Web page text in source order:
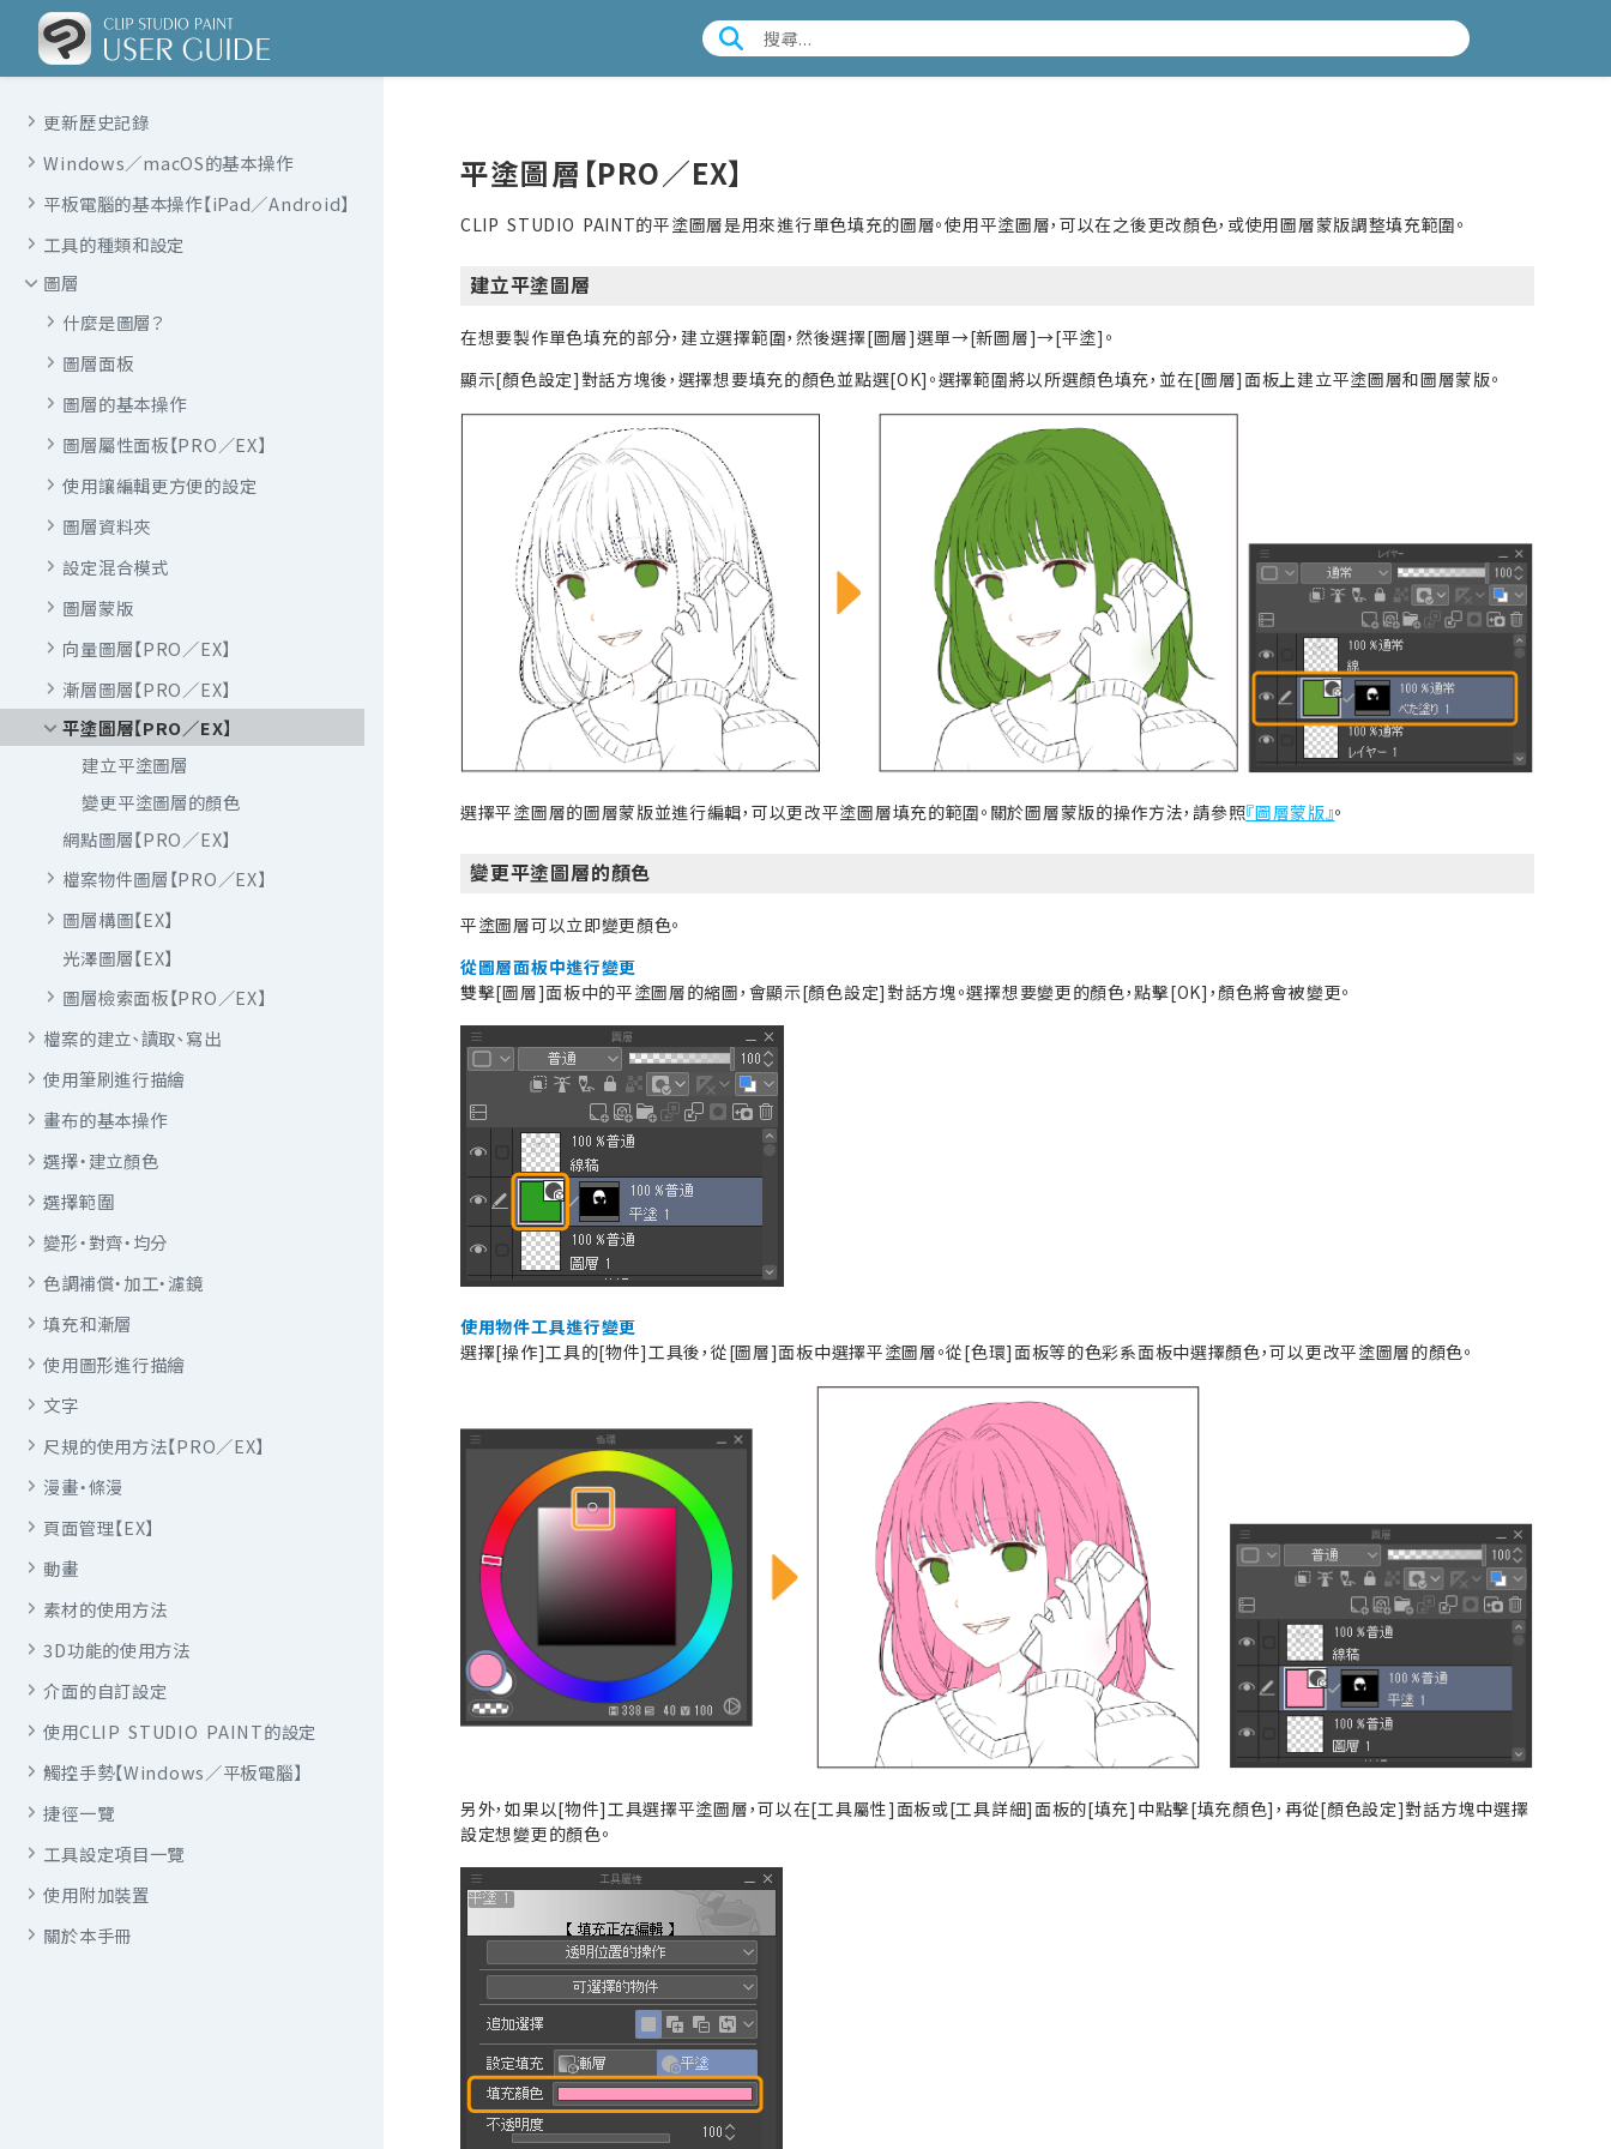
更新歷史記錄
Windows／macOS的基本操作
平板電腦的基本操作【iPad／Android】
工具的種類和設定
圖層
什麼是圖層？
圖層面板
圖層的基本操作
圖層屬性面板【PRO／EX】
使用讓編輯更方便的設定
圖層資料夾
設定混合模式
圖層蒙版
向量圖層【PRO／EX】
漸層圖層【PRO／EX】
平塗圖層【PRO／EX】
建立平塗圖層
變更平塗圖層的顏色
網點圖層【PRO／EX】
檔案物件圖層【PRO／EX】
圖層構圖【EX】
光澤圖層【EX】
圖層檢索面板【PRO／EX】
檔案的建立、讀取、寫出
使用筆刷進行描繪
畫布的基本操作
選擇・建立顏色
選擇範圍
變形・對齊・均分
色調補償・加工・濾鏡
填充和漸層
使用圖形進行描繪
文字
尺規的使用方法【PRO／EX】
漫畫・條漫
頁面管理【EX】
動畫
素材的使用方法
3D功能的使用方法
介面的自訂設定
使用CLIP STUDIO PAINT的設定
觸控手勢【Windows／平板電腦】
捷徑一覽
工具設定項目一覽
使用附加裝置
關於本手冊
平塗圖層【PRO／EX】
CLIP STUDIO PAINT的平塗圖層是用來進行單色填充的圖層。使用平塗圖層，可以在之後更改顏色，或使用圖層蒙版調整填充範圍。
建立平塗圖層
在想要製作單色填充的部分，建立選擇範圍，然後選擇[圖層]選單→[新圖層]→[平塗]。
顯示[顏色設定]對話方塊後，選擇想要填充的顏色並點選[OK]。選擇範圍將以所選顏色填充，並在[圖層]面板上建立平塗圖層和圖層蒙版。
選擇平塗圖層的圖層蒙版並進行編輯，可以更改平塗圖層填充的範圍。關於圖層蒙版的操作方法，請參照『圖層蒙版』。
變更平塗圖層的顏色
平塗圖層可以立即變更顏色。
從圖層面板中進行變更
雙擊[圖層]面板中的平塗圖層的縮圖，會顯示[顏色設定]對話方塊。選擇想要變更的顏色，點擊[OK]，顏色將會被變更。
使用物件工具進行變更
選擇[操作]工具的[物件]工具後，從[圖層]面板中選擇平塗圖層。從[色環]面板等的色彩系面板中選擇顏色，可以更改平塗圖層的顏色。
另外，如果以[物件]工具選擇平塗圖層，可以在[工具屬性]面板或[工具詳細]面板的[填充]中點擊[填充顏色]，再從[顏色設定]對話方塊中選擇
設定想變更的顏色。